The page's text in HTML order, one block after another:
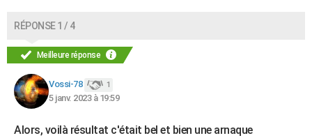
RÉPONSE 1 / 4
Meilleure réponse
Vossi-78 1
5 janv. 2023 à 19:59
Alors, voilà résultat c'était bel et bien une arnaque